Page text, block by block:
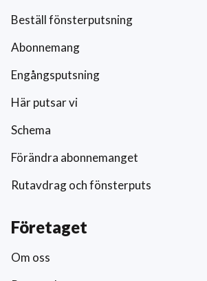
Beställ fönsterputsning
Abonnemang
Engångsputsning
Här putsar vi
Schema
Förändra abonnemanget
Rutavdrag och fönsterputs
Företaget
Om oss